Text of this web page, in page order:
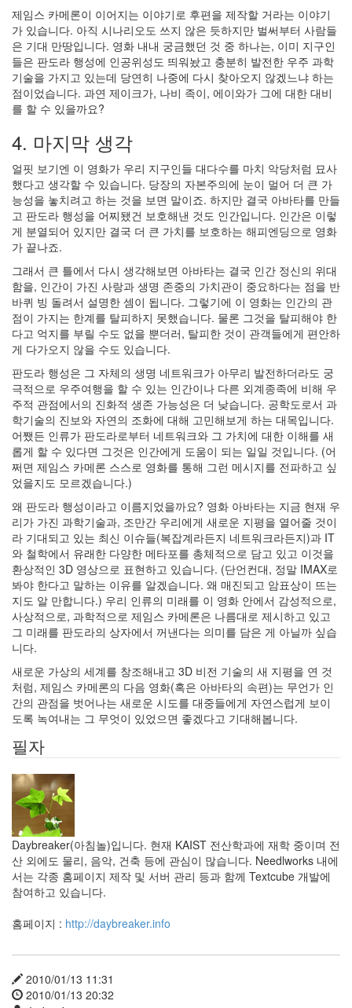
제임스 카메론이 이어지는 이야기로 후편을 제작할 거라는 이야기
가 있습니다. 아직 시나리오도 쓰지 않은 듯하지만 벌써부터 사람들
은 기대 만땅입니다. 영화 내내 궁금했던 것 중 하나는, 이미 지구인
들은 판도라 행성에 인공위성도 띄워놨고 충분히 발전한 우주 과학
기술을 가지고 있는데 당연히 나중에 다시 찾아오지 않겠느냐 하는
점이었습니다. 과연 제이크가, 나비 족이, 에이와가 그에 대한 대비
를 할 수 있을까요?
4. 마지막 생각
얼핏 보기엔 이 영화가 우리 지구인들 대다수를 마치 악당처럼 묘사
했다고 생각할 수 있습니다. 당장의 자본주의에 눈이 멀어 더 큰 가
능성을 놓치려고 하는 것을 보면 말이죠. 하지만 결국 아바타를 만들
고 판도라 행성을 어찌됐건 보호해낸 것도 인간입니다. 인간은 이렇
게 분열되어 있지만 결국 더 큰 가치를 보호하는 해피엔딩으로 영화
가 끝나죠.
그래서 큰 틀에서 다시 생각해보면 아바타는 결국 인간 정신의 위대
함을, 인간이 가진 사랑과 생명 존중의 가치관이 중요하다는 점을 반
바퀴 빙 돌려서 설명한 셈이 됩니다. 그렇기에 이 영화는 인간의 관
점이 가지는 한계를 탈피하지 못했습니다. 물론 그것을 탈피해야 한
다고 억지를 부릴 수도 없을 뿐더러, 탈피한 것이 관객들에게 편안하
게 다가오지 않을 수도 있습니다.
판도라 행성은 그 자체의 생명 네트워크가 아무리 발전하더라도 궁
극적으로 우주여행을 할 수 있는 인간이나 다른 외계종족에 비해 우
주적 관점에서의 진화적 생존 가능성은 더 낮습니다. 공학도로서 과
학기술의 진보와 자연의 조화에 대해 고민해보게 하는 대목입니다.
어쨌든 인류가 판도라로부터 네트워크와 그 가치에 대한 이해를 새
롭게 할 수 있다면 그것은 인간에게 도움이 되는 일일 것입니다. (어
쩌면 제임스 카메론 스스로 영화를 통해 그런 메시지를 전파하고 싶
었을지도 모르겠습니다.)
왜 판도라 행성이라고 이름지었을까요? 영화 아바타는 지금 현재 우
리가 가진 과학기술과, 조만간 우리에게 새로운 지평을 열어줄 것이
라 기대되고 있는 최신 이슈들(복잡계라든지 네트워크라든지)과 IT
와 철학에서 유래한 다양한 메타포를 총체적으로 담고 있고 이것을
환상적인 3D 영상으로 표현하고 있습니다. (단언컨대, 정말 IMAX로
봐야 한다고 말하는 이유를 알겠습니다. 왜 매진되고 암표상이 뜨는
지도 알 만합니다.) 우리 인류의 미래를 이 영화 안에서 감성적으로,
사상적으로, 과학적으로 제임스 카메론은 나름대로 제시하고 있고
그 미래를 판도라의 상자에서 꺼낸다는 의미를 담은 게 아닐까 싶습
니다.
새로운 가상의 세계를 창조해내고 3D 비전 기술의 새 지평을 연 것
처럼, 제임스 카메론의 다음 영화(혹은 아바타의 속편)는 무언가 인
간의 관점을 벗어나는 새로운 시도를 대중들에게 자연스럽게 보이
도록 녹여내는 그 무엇이 있었으면 좋겠다고 기대해봅니다.
필자
Daybreaker(아침놀)입니다. 현재 KAIST 전산학과에 재학 중이며 전
산 외에도 물리, 음악, 건축 등에 관심이 많습니다. Needlworks 내에
서는 각종 홈페이지 제작 및 서버 관리 등과 함께 Textcube 개발에
참여하고 있습니다.
홈페이지 : http://daybreaker.info
2010/01/13 11:31
2010/01/13 20:32